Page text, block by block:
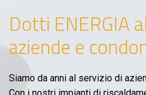
Dotti ENERGIA
aziende e
Siamo da anni al servizio di